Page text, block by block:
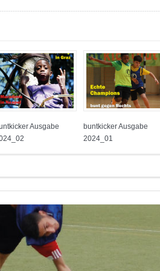
Ausgabe
buntkicker Ausgabe
2024_01